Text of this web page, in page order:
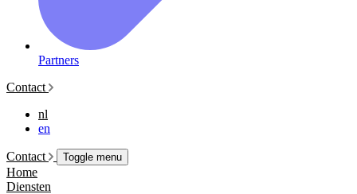
Partners
Contact
nl
en
Contact Toggle menu
Home
Diensten